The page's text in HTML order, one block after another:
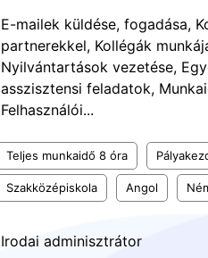
E-mailek küldése, fogadása,
partnerekkel, Kollégák
Nyilvántartások vezetése,
asszisztensi feladatok,
Felhasználói...
Teljes munkaidő 8 óra
Szakközépiskola Angol
Irodai adminisztrátor